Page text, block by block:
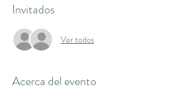
Invitados
Ver todos
Acerca del evento